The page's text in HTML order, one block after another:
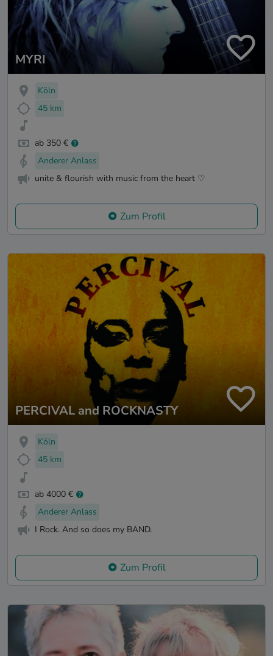
MYRI
Köln
45 km
ab 350 €
Anderer Anlass
unite & flourish with music from the heart ♡
Zum Profil
PERCIVAL and ROCKNASTY
Köln
45 km
ab 4000 €
Anderer Anlass
I Rock. And so does my BAND.
Zum Profil